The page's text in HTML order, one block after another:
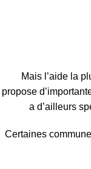
Mais l’aide la
propose
a d’ailleurs
Certaines